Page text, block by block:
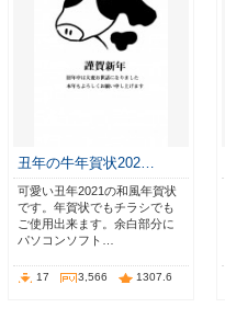
丑年の牛年賀状202…
可愛い丑年2021の和風年賀状
です。年賀状でもチラシでも
ご使用出来ます。余白部分に
パソコンソフト…
17 3,566 1307.6